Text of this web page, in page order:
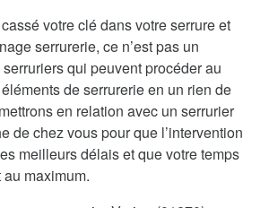
votre clé dans votre serrure et
serrurerie, ce n’est pas un
qui peuvent procéder au
de serrurerie en un rien de
en relation avec un serrurier
de chez vous pour que l’intervention
meilleurs délais et que votre temps
au maximum.